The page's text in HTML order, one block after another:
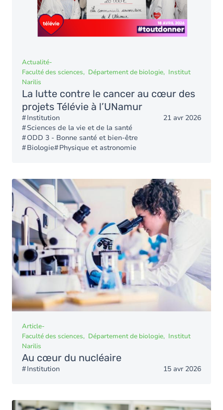
Actualité-
Faculté des sciences
Département de biologie
Institut
Narilis
La lutte contre le cancer au cœur des
projets Télévie à l’UNamur
Institution
Sciences de la vie et de la santé
ODD 3 - Bonne santé et bien-être
Biologie Physique et astronomie
21 avr 2026
Article-
Faculté des sciences
Département de biologie
Institut
Narilis
Au cœur du nucléaire
Institution 15 avr 2026